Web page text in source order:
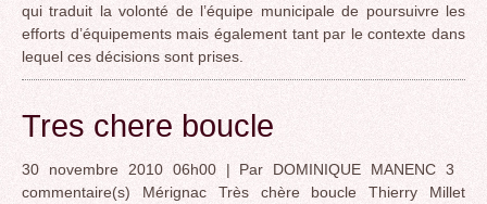
qui traduit la volonté de l’équipe municipale de poursuivre les
efforts d’équipements mais également tant par le contexte dans
lequel ces décisions sont prises.
Tres chere boucle
30 novembre 2010 06h00 | Par DOMINIQUE MANENC 3
commentaire(s) Mérignac Très chère boucle Thierry Millet